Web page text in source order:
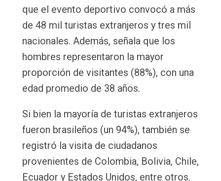
que el evento deportivo convocó a más
de 48 mil turistas extranjeros y tres mil
nacionales. Además, señala que los
hombres representaron la mayor
proporción de visitantes (88%), con una
edad promedio de 38 años.
Si bien la mayoría de turistas extranjeros
fueron brasileños (un 94%), también se
registró la visita de ciudadanos
provenientes de Colombia, Bolivia, Chile,
Ecuador y Estados Unidos, entre otros.